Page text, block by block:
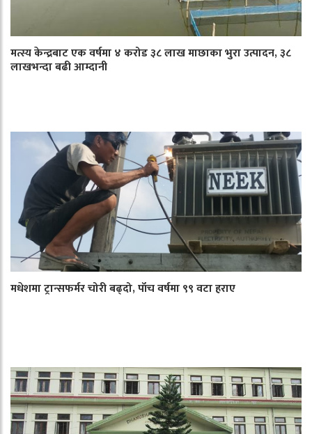
मत्स्य केन्द्रबाट एक वर्षमा ४ करोड ३८ लाख माछाका भुरा उत्पादन, ३८
लाखभन्दा बढी आम्दानी
मधेशमा ट्रान्सफर्मर चोरी बढ्दो, पाँच वर्षमा ९९ वटा हराए